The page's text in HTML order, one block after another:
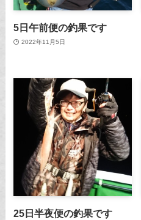
5日午前便の釣果です
2022年11月5日
25日半夜便の釣果です